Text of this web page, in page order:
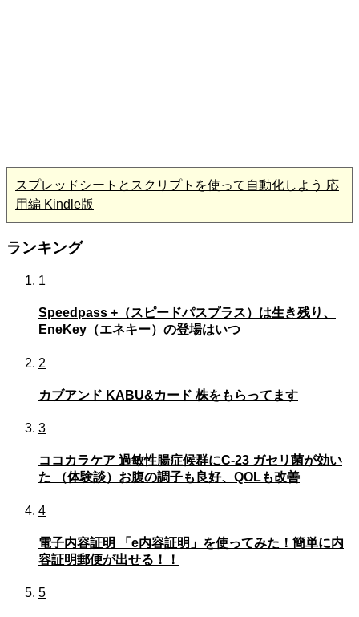
スプレッドシートとスクリプトを使って自動化しよう 応
用編 Kindle版
ランキング
1
Speedpass +（スピードパスプラス）は生き残り、
EneKey（エネキー）の登場はいつ
2
カブアンド KABU&カード 株をもらってます
3
ココカラケア 過敏性腸症候群にC-23 ガセリ菌が効い
た （体験談）お腹の調子も良好、QOLも改善
4
電子内容証明 「e内容証明」を使ってみた！簡単に内
容証明郵便が出せる！！
5